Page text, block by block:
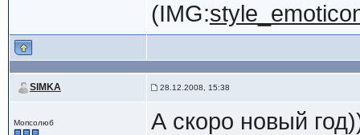
(IMG:
SIMKA 28.12.2008, 15:38
Мопсолюб
А скоро новый